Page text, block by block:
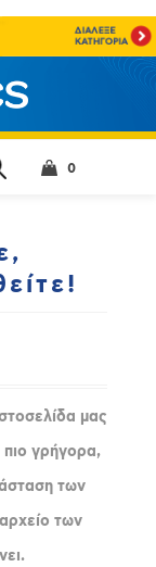
0
μας
γρήγορα,
των
των